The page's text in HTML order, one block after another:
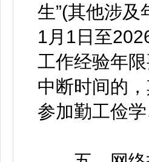
生”(其他涉
1月1日至
工作经验年
中断时间的
参加勤工俭